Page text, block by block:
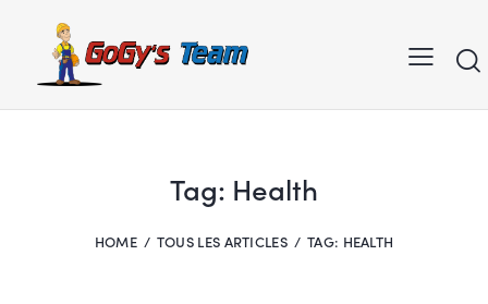
Tag: Health
HOME TOUS LES ARTICLES TAG: HEALTH